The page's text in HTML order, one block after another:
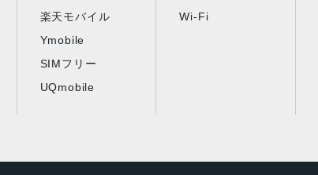
楽天モバイル
Ymobile
SIMフリー
UQmobile
Wi-Fi